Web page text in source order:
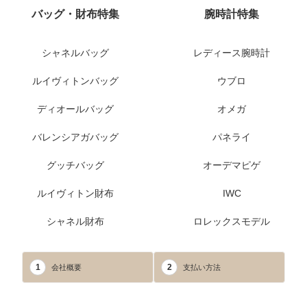
バッグ・財布特集
シャネルバッグ
ルイヴィトンバッグ
ディオールバッグ
バレンシアガバッグ
グッチバッグ
ルイヴィトン財布
シャネル財布
腕時計特集
レディース腕時計
ウブロ
オメガ
パネライ
オーデマピゲ
IWC
ロレックスモデル
1 会社概要 2 支払い方法